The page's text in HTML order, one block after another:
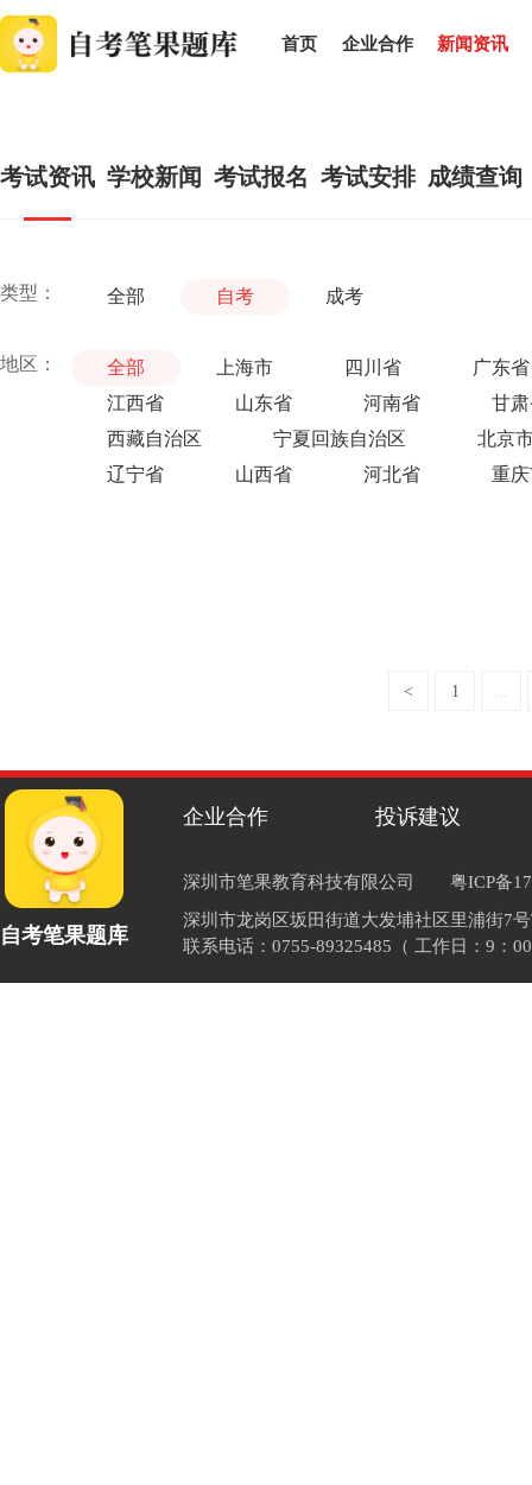
首页 企业合作 新闻资讯
考试资讯 学校新闻 考试报名 考试安排 成绩查询
类型： 全部 自考 成考
地区： 全部 上海市 四川省
广东省
江西省
山东省 河南省
甘
西藏自治区
宁夏回族自治区
北京
辽宁省
山西省 河北省 重
< 1 ...
自考笔果题库
企业合作 投诉建议
深圳市笔果教育科技有限公司
粤ICP备
深圳市龙岗区坂田街道大发埔社区里浦街7
联系电话：0755-89325485（ 工作日：9：